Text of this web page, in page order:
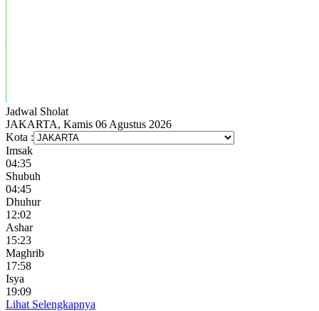
Jadwal Sholat
JAKARTA, Kamis 06 Agustus 2026
Kota :
Imsak
04:35
Shubuh
04:45
Dhuhur
12:02
Ashar
15:23
Maghrib
17:58
Isya
19:09
Lihat Selengkapnya